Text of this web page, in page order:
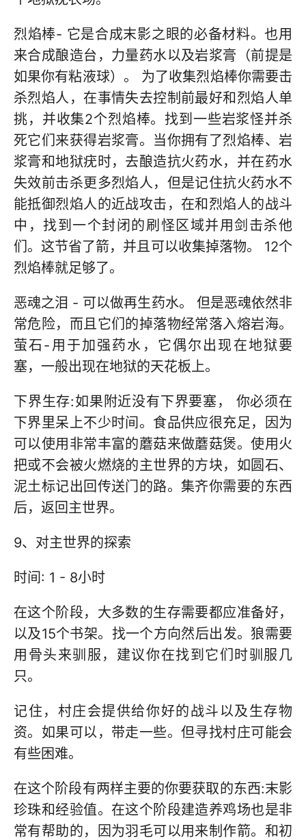
烈焰棒- 它是合成末影之眼的必备材料。也用
来合成酿造台，力量药水以及岩浆膏（前提是
如果你有粘液球）。 为了收集烈焰棒你需要击
杀烈焰人，在事情失去控制前最好和烈焰人单
挑，并收集2个烈焰棒。找到一些岩浆怪并杀
死它们来获得岩浆膏。当你拥有了烈焰棒、岩
浆膏和地狱疣时，去酿造抗火药水，并在药水
失效前击杀更多烈焰人，但是记住抗火药水不
能抵御烈焰人的近战攻击，在和烈焰人的战斗
中，找到一个封闭的刷怪区域并用剑击杀他
们。这节省了箭，并且可以收集掉落物。 12个
烈焰棒就足够了。
恶魂之泪 - 可以做再生药水。 但是恶魂依然非
常危险，而且它们的掉落物经常落入熔岩海。
萤石-用于加强药水，它偶尔出现在地狱要
塞，一般出现在地狱的天花板上。
下界生存:如果附近没有下界要塞， 你必须在
下界里呆上不少时间。食品供应很充足，因为
可以使用非常丰富的蘑菇来做蘑菇煲。使用火
把或不会被火燃烧的主世界的方块，如圆石、
泥土标记出回传送门的路。集齐你需要的东西
后，返回主世界。
9、对主世界的探索
时间: 1 - 8小时
在这个阶段，大多数的生存需要都应准备好，
以及15个书架。找一个方向然后出发。狼需要
用骨头来驯服，建议你在找到它们时驯服几
只。
记住，村庄会提供给你好的战斗以及生存物
资。如果可以，带走一些。但寻找村庄可能会
有些困难。
在这个阶段有两样主要的你要获取的东西:末影
珍珠和经验值。在这个阶段建造养鸡场也是非
常有帮助的，因为羽毛可以用来制作箭。和初